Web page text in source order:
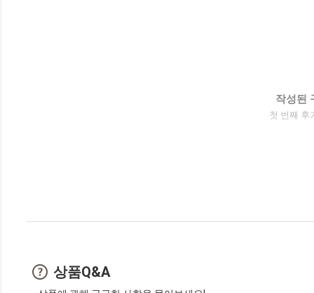
작성된
첫 번째 후
상품Q&A